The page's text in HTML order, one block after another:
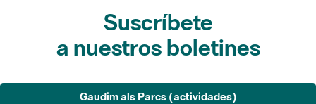
Suscríbete
a nuestros boletines
Gaudim als Parcs (actividades)